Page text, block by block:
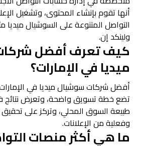
أنها تقوم بإنشاء المحتوى، وتشغيل
التواصل المتنوعة على السوشيال
ولينكد إن.
كيف تعرف أفضل
ميديا في الإمارات؟
أفضل شركات سوشيال ميديا في
تضع خطة تسويق واضحة، وتعرض نتائج
طبيعة السوق المحلي، وتركز على
وفعلية من الإعلانات.
ما هي أكثر منصات